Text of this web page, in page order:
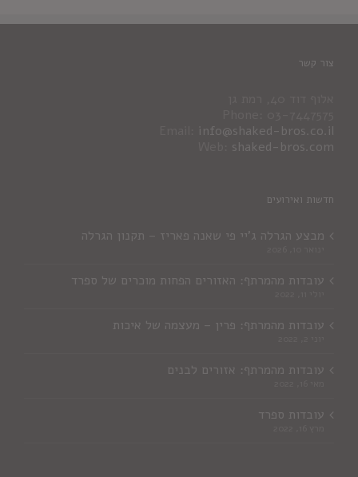
צור קשר
info@shaked-bros.co.il
shaked-bros.com
חדשות ואירועים
מבצע הגרלה ג'יי פי שאנה פאריז – תקנון הגרלה
עובדות מהמרתף: האזורים הפחות מוכרים של ספרד
עובדות מהמרתף: פרין – מעצמה של איכות
עובדות מהמרתף: אזורים לבנים
עובדות ספרד